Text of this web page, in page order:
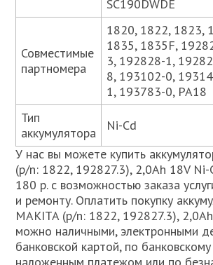
SC190DWDE
Совместимые
партномера
1820, 1822, 1823,
1835, 1835F,
3, 192828-1,
8, 193102-0,
1, 193783-0, PA18
Тип
аккумулятора
Ni-Cd
У нас вы можете купить
(p/n: 1822, 192827.3), 2,0Ah 18V
180 р. с возможностью заказа
и ремонту. Оплатить покупку
MAKITA (p/n: 1822, 192827.3),
можно наличными, электронными
банковской картой, по банковскому